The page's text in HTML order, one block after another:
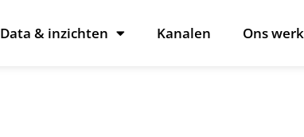
Data & inzichten Kanalen Ons werk